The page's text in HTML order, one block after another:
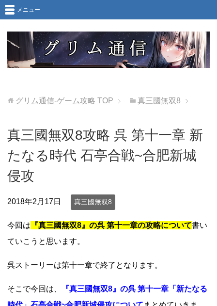
メニュー
グリム通信-ゲーム攻略 TOP 真三國無双8
真三國無双8攻略 呉 第十一章 新
たなる時代 石亭合戦~合肥新城
侵攻
2018年2月17日 真三國無双8
今回は 『真三國無双8』の呉 第十一章の攻略について書い
ていこうと思います。
呉ストーリーは第十一章で終了となります。
そこで今回は、
『真三國無双8』の呉 第十一章「新たなる